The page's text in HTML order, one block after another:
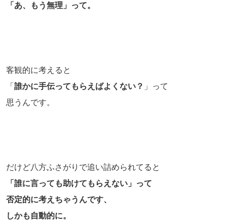
「あ、もう無理」って。
客観的に考えると
「 誰かに手伝ってもらえばよくない？ 」って
思うんです。
だけど八方ふさがりで追い詰められてると
「誰に言っても助けてもらえない」って
否定的に考えちゃうんです、
しかも自動的に。